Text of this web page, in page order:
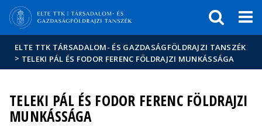
Hírek
Események
ELTE a
sajtóban
ELTE TTK TÁRSADALOM- ÉS GAZDASÁGFÖLDRAJZI TANSZÉK
> TELEKI PÁL ÉS FODOR FERENC FÖLDRAJZI MUNKÁSSÁGA
TELEKI PÁL ÉS FODOR FERENC FÖLDRAJZI
MUNKÁSSÁGA